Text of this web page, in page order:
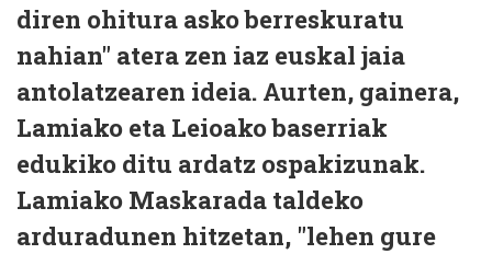
diren ohitura asko berreskuratu
nahian" atera zen iaz euskal jaia
antolatzearen ideia. Aurten, gainera,
Lamiako eta Leioako baserriak
edukiko ditu ardatz ospakizunak.
Lamiako Maskarada taldeko
arduradunen hitzetan, "lehen gure